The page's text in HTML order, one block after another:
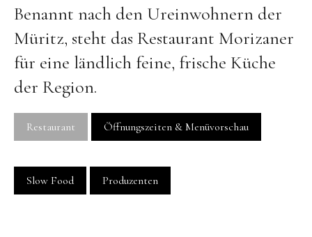
Historie
Hotel
Zimmer
Apartments
Zusatzleistungen
Restaurant
Benannt nach den Ureinwohnern der
Müritz, steht das Restaurant Morizaner
für eine ländlich feine, frische Küche
der Region.
Restaurant Öffnungszeiten & Menüvorschau
Slow Food Produzenten